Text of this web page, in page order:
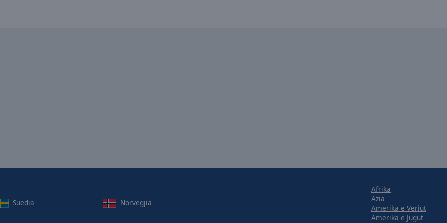
Suedia Norvegjia
Afrika
Azia
Amerika e Veriut
Amerika e Jugut